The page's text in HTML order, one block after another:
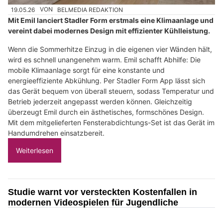
19.05.26 VON BELMEDIA REDAKTION
Mit Emil lanciert Stadler Form erstmals eine Klimaanlage und
vereint dabei modernes Design mit effizienter Kühlleistung.
Wenn die Sommerhitze Einzug in die eigenen vier Wänden hält,
wird es schnell unangenehm warm. Emil schafft Abhilfe: Die
mobile Klimaanlage sorgt für eine konstante und
energieeffiziente Abkühlung. Per Stadler Form App lässt sich
das Gerät bequem von überall steuern, sodass Temperatur und
Betrieb jederzeit angepasst werden können. Gleichzeitig
überzeugt Emil durch ein ästhetisches, formschönes Design.
Mit dem mitgelieferten Fensterabdichtungs-Set ist das Gerät im
Handumdrehen einsatzbereit.
Weiterlesen
Studie warnt vor versteckten Kostenfallen in
modernen Videospielen für Jugendliche